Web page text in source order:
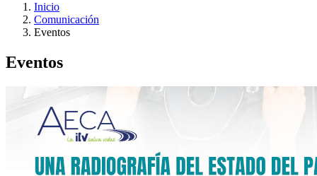
Inicio
Comunicación
Eventos
Eventos